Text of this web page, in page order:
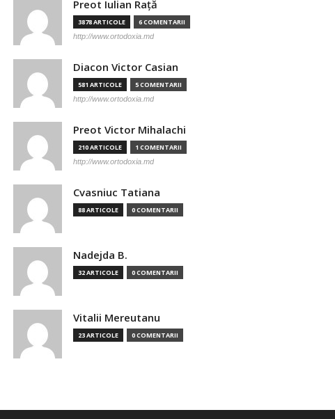
Preot Iulian Raţă
3878 ARTICOLE 6 COMENTARII
http://www.ortodoxia.md
Diacon Victor Casian
581 ARTICOLE 5 COMENTARII
http://www.ortodoxia.md
Preot Victor Mihalachi
210 ARTICOLE 1 COMENTARII
http://www.ortodoxia.md
Cvasniuc Tatiana
88 ARTICOLE 0 COMENTARII
Nadejda B.
32 ARTICOLE 0 COMENTARII
Vitalii Mereutanu
23 ARTICOLE 0 COMENTARII